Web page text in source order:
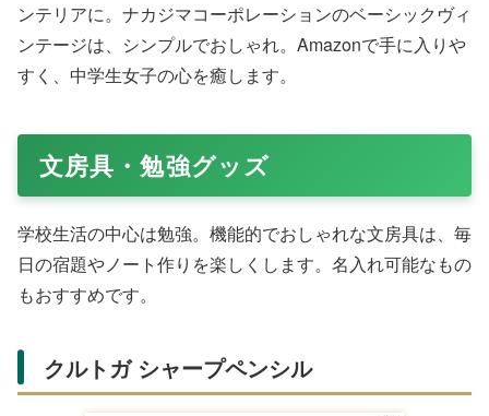
可愛いぬいぐるみ・キャラクター
グッズ
ッズは心を掴みます。部屋のインテリアにもなり、友達と
の話題にも花が咲きます。
アストラロード パンダ ぬいぐるみ
アストラロードのパンダぬいぐるみは、モコモコの癒し顔
ベッドサイドに置きたくなる一品。Rakutenで人気の可愛
さで、誕生日プレゼントに喜びの声が多数です。